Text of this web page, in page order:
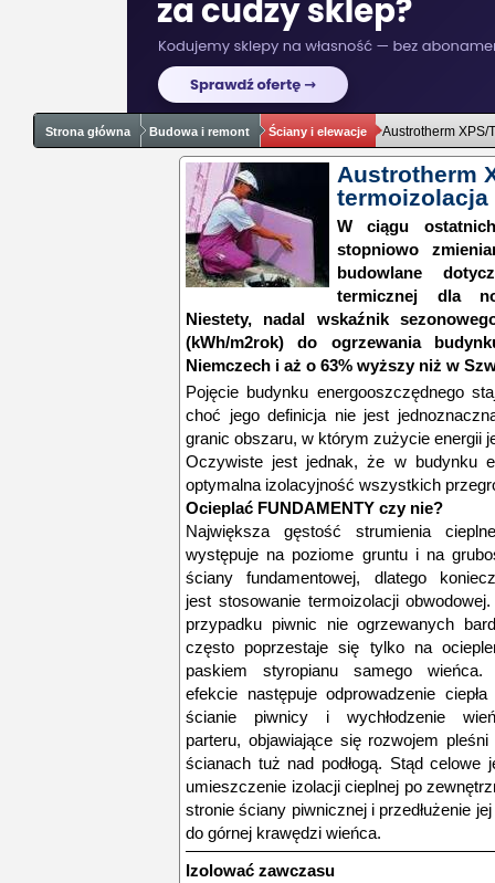
Strona główna Budowa i remont Ściany i elewacje Austrotherm XPS/
Austrotherm
W ciągu
stopniowo
budowlane
termicznej dla
Niestety, nadal wskaźnik
(kWh/m2rok) do ogrzewania
Niemczech i aż o 63% wyższy niż w
Pojęcie budynku energooszczędnego
choć jego definicja nie jest
granic obszaru, w którym zużycie energii
Oczywiste jest jednak, że w budynku
optymalna izolacyjność wszystkich
Ocieplać FUNDAMENTY czy nie?
Największa gęstość strumienia
występuje na poziome gruntu i na
ściany fundamentowej, dlatego
jest stosowanie termoizolacji
przypadku piwnic nie ogrzewanych
często poprzestaje się tylko na
paskiem styropianu samego wieńca.
efekcie następuje odprowadzenie ciepła
ścianie piwnicy i wychłodzenie
parteru, objawiające się rozwojem pleśni
ścianach tuż nad podłogą. Stąd celowe
umieszczenie izolacji cieplnej po
stronie ściany piwnicznej i przedłużenie
do górnej krawędzi wieńca.
Izolować zawczasu